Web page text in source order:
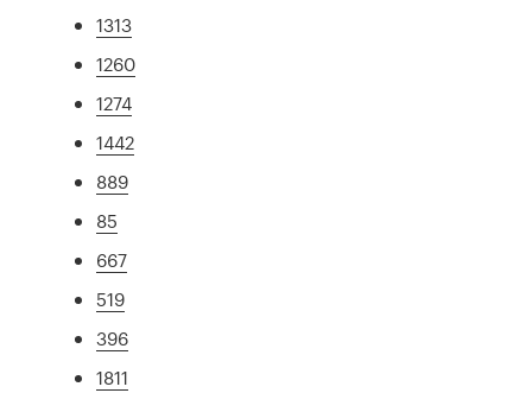
1313
1260
1274
1442
889
85
667
519
396
1811